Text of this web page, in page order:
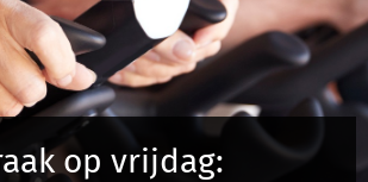
op vrijdag: